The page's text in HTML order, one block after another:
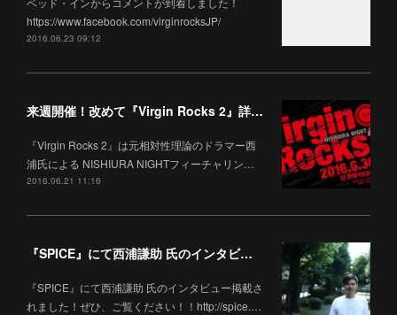
https://www.facebook.com/virginrocksJP/
2016.06.23 09:12
来週開催！改めて『Virgin Rocks 2』詳細です！
『Virgin Rocks 2』は元相対性理論のドラマー西
浦氏による NISHIURA NIGHTフィーチャリン…
2016.06.21 11:16
『SPICE』にて西浦謙助 氏のインタビュー掲載！
『SPICE』にて西浦謙助 氏のインタビュー掲載さ
れました！ぜひ、ご覧ください！！http://spice.…